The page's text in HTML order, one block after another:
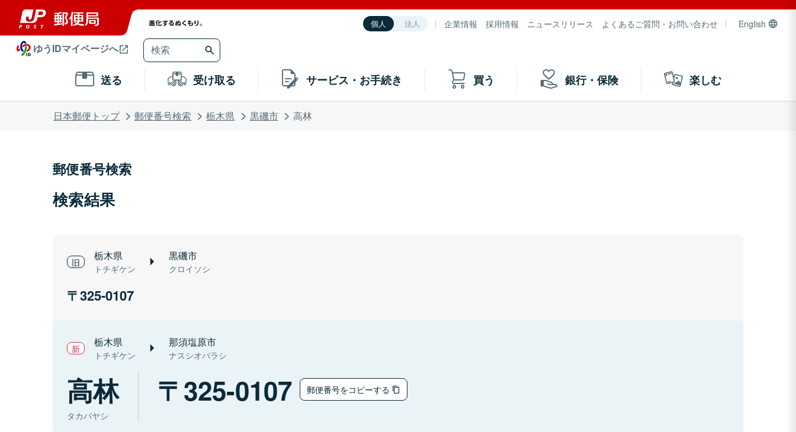
個人 法人 企業情報 採用情報 ニュースリリース よくあるご質問・お問い合わせ English
ゆうIDマイページへ
送る 受け取る サービス・お手続き 買う 銀行・保険 楽しむ
日本郵便トップ 郵便番号検索 栃木県 黒磯市 高林
郵便番号検索
検索結果
栃木県
トチギケン
黒磯市
クロイソシ
325-0107
栃木県
トチギケン
那須塩原市
ナスシオバラシ
高林
タカバヤシ
325-0107 郵便番号をコピーする